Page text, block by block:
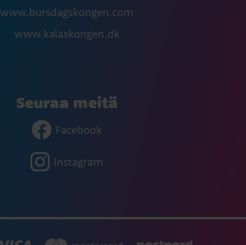
www.bursdagskongen.com
www.kalaskongen.dk
Seuraa meitä
Facebook
Instagram